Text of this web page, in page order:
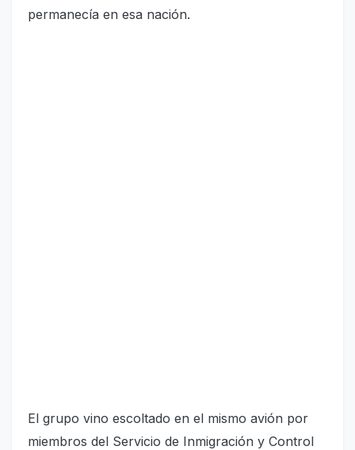
permanecía en esa nación.
El grupo vino escoltado en el mismo avión por
miembros del Servicio de Inmigración y Control